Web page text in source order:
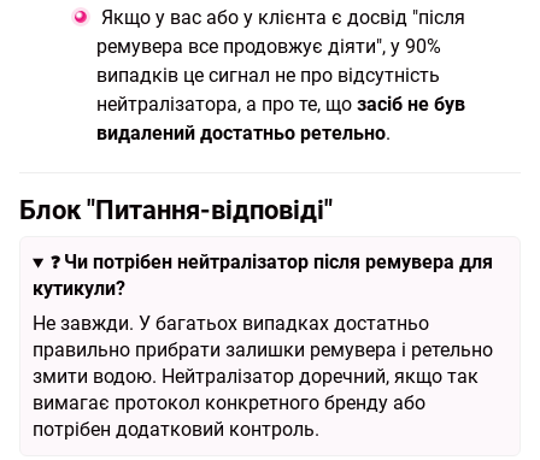
Якщо у вас або у клієнта є досвід "після
ремувера все продовжує діяти", у 90%
випадків це сигнал не про відсутність
нейтралізатора, а про те, що засіб не був
видалений достатньо ретельно.
Блок "Питання-відповіді"
❓ Чи потрібен нейтралізатор після ремувера для
кутикули?
Не завжди. У багатьох випадках достатньо
правильно прибрати залишки ремувера і ретельно
змити водою. Нейтралізатор доречний, якщо так
вимагає протокол конкретного бренду або
потрібен додатковий контроль.